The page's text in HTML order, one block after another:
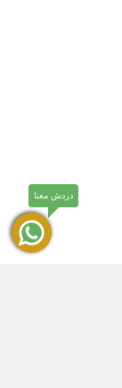
دردش معنا